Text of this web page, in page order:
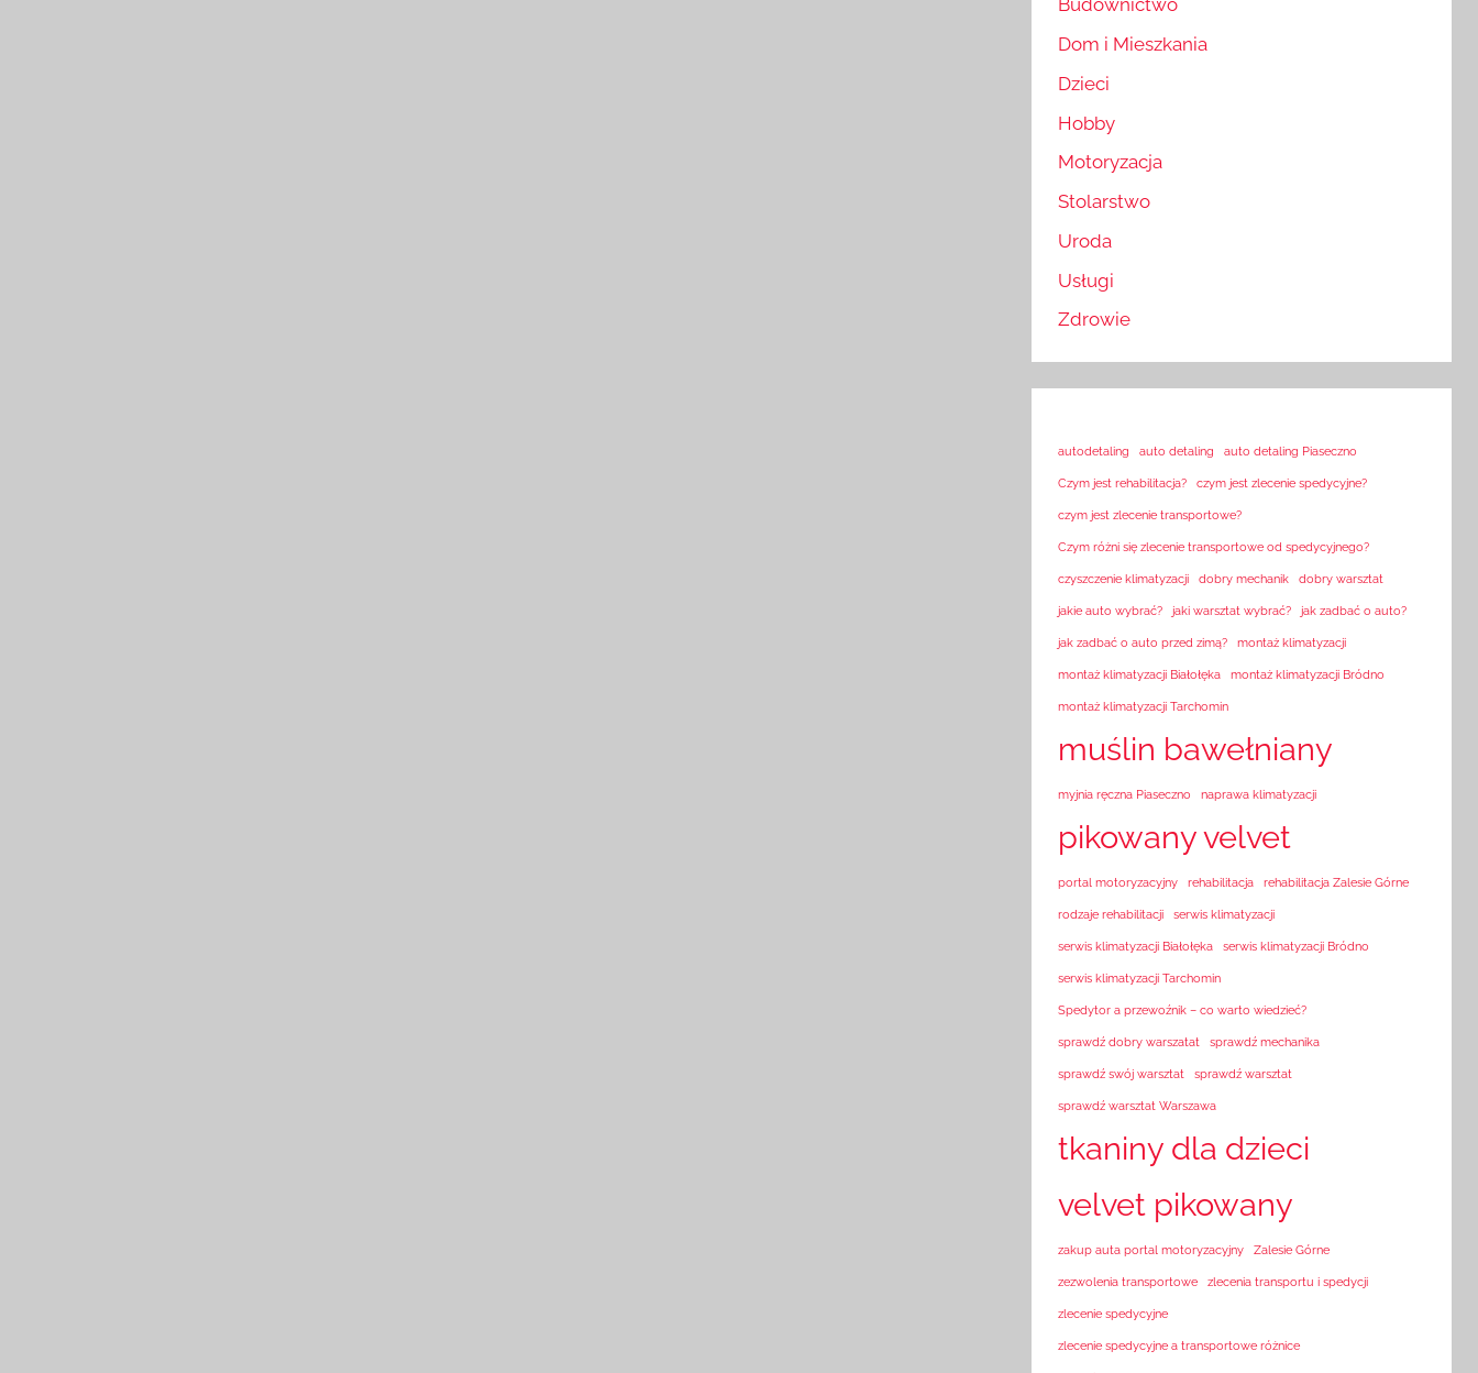
Budownictwo
Dom i Mieszkania
Dzieci
Hobby
Motoryzacja
Stolarstwo
Uroda
Usługi
Zdrowie
autodetaling auto detaling auto detaling Piaseczno
Czym jest rehabilitacja? czym jest zlecenie spedycyjne?
czym jest zlecenie transportowe?
Czym różni się zlecenie transportowe od spedycyjnego?
czyszczenie klimatyzacji dobry mechanik dobry warsztat
jakie auto wybrać? jaki warsztat wybrać? jak zadbać o auto?
jak zadbać o auto przed zimą? montaż klimatyzacji
montaż klimatyzacji Białołęka montaż klimatyzacji Bródno
montaż klimatyzacji Tarchomin
muślin bawełniany
myjnia ręczna Piaseczno naprawa klimatyzacji
pikowany velvet
portal motoryzacyjny rehabilitacja rehabilitacja Zalesie Górne
rodzaje rehabilitacji serwis klimatyzacji
serwis klimatyzacji Białołęka serwis klimatyzacji Bródno
serwis klimatyzacji Tarchomin
Spedytor a przewoźnik – co warto wiedzieć?
sprawdź dobry warszatat sprawdź mechanika
sprawdź swój warsztat sprawdź warsztat
sprawdź warsztat Warszawa
tkaniny dla dzieci
velvet pikowany
zakup auta portal motoryzacyjny Zalesie Górne
zezwolenia transportowe zlecenia transportu i spedycji
zlecenie spedycyjne
zlecenie spedycyjne a transportowe różnice